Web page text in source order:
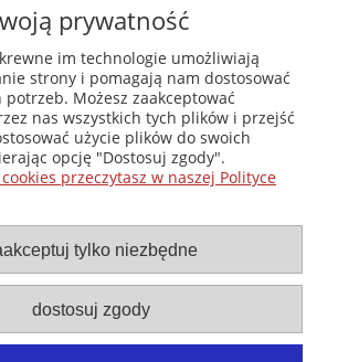
księgarni”
(edycja 2025-
2026)
"Nieznany Świat" - internetowy sklep
ezoteryczny online
do odwiedzenia naszej księgarni
przy ul. Kredytowej 2 w Warszawie
2026 Wydawnictwo "Nieznany Świat"
prawa zastrzeżone
prywatność
im technologie umożliwiają
strony i pomagają nam dostosować
Możesz zaakceptować
nas wszystkich tych plików i przejść
użycie plików do swoich
opcję "Dostosuj zgody".
przeczytasz w naszej Polityce
tylko niezbędne
dostosuj zgody